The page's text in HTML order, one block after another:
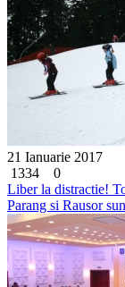
21 Ianuarie 2017
1334
0
Liber la distractie!
Parang si Rausor